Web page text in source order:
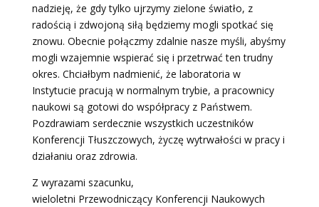
nadzieję, że gdy tylko ujrzymy zielone światło, z
radością i zdwojoną siłą będziemy mogli spotkać się
znowu. Obecnie połączmy zdalnie nasze myśli, abyśmy
mogli wzajemnie wspierać się i przetrwać ten trudny
okres. Chciałbym nadmienić, że laboratoria w
Instytucie pracują w normalnym trybie, a pracownicy
naukowi są gotowi do współpracy z Państwem.
Pozdrawiam serdecznie wszystkich uczestników
Konferencji Tłuszczowych, życzę wytrwałości w pracy i
działaniu oraz zdrowia.
Z wyrazami szacunku,
wieloletni Przewodniczący Konferencji Naukowych